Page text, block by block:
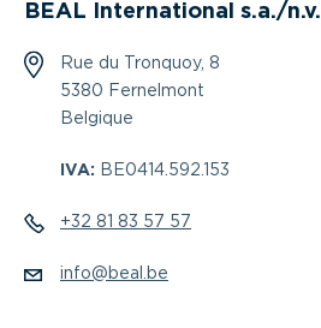
BEAL International s.a./n.v.
Rue du Tronquoy, 8
5380 Fernelmont
Belgique
IVA: BE0414.592.153
+32 81 83 57 57
info@beal.be